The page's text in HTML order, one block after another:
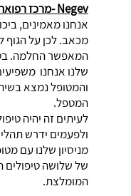
Negev -מרכז רפואה משלימה
אנחנו מאמינים,
מכאב. לכן על הגוף
המאפשר החלמה.
שלנו אנחנו
והמטופל נמצא
המטפל.
לעיתים זה יהיה
ולפעמים ידרש
מניסיון שלנו עם
של שלושה טיפולים
המומלצת.